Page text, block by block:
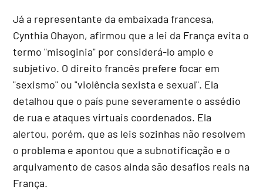
Já a representante da embaixada francesa,
Cynthia Ohayon, afirmou que a lei da França evita o
termo "misoginia" por considerá-lo amplo e
subjetivo. O direito francês prefere focar em
"sexismo" ou "violência sexista e sexual". Ela
detalhou que o país pune severamente o assédio
de rua e ataques virtuais coordenados. Ela
alertou, porém, que as leis sozinhas não resolvem
o problema e apontou que a subnotificação e o
arquivamento de casos ainda são desafios reais na
França.